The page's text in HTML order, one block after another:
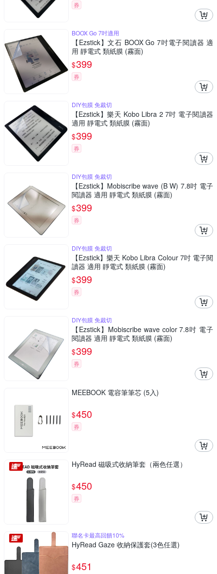
券
BOOX Go 7吋適用
【Ezstick】文石 BOOX Go 7吋電子閱讀器 適
用 靜電式 類紙膜 (霧面)
$399
券
DIY包膜 免裁切
【Ezstick】樂天 Kobo Libra 2 7吋 電子閱讀器
適用 靜電式 類紙膜 (霧面)
$399
券
DIY包膜 免裁切
【Ezstick】Mobiscribe wave (B W) 7.8吋 電子
閱讀器 適用 靜電式 類紙膜 (霧面)
$399
券
DIY包膜 免裁切
【Ezstick】樂天 Kobo Libra Colour 7吋 電子閱
讀器 適用 靜電式 類紙膜 (霧面)
$399
券
DIY包膜 免裁切
【Ezstick】Mobiscribe wave color 7.8吋 電子
閱讀器 適用 靜電式 類紙膜 (霧面)
$399
券
MEEBOOK 電容筆筆芯 (5入)
$450
券
HyRead 磁吸式收納筆套（兩色任選）
$450
券
聯名卡最高回饋10%
HyRead Gaze 收納保護套(3色任選)
$451